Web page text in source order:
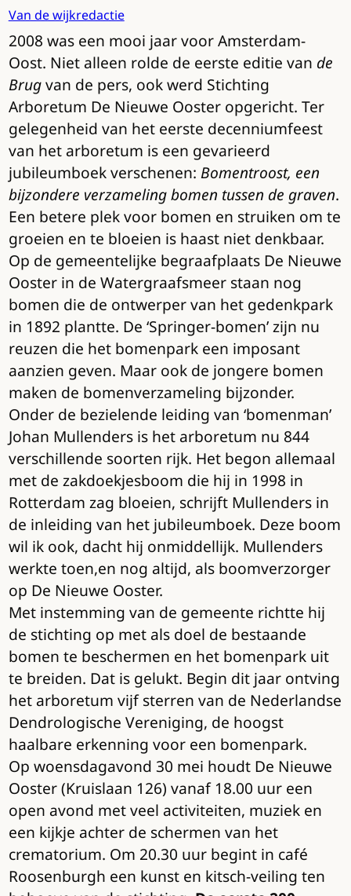
Van de wijkredactie
2008 was een mooi jaar voor Amsterdam-
Oost. Niet alleen rolde de eerste editie van de
Brugvan de pers, ook werd Stichting
Arboretum De Nieuwe Ooster opgericht. Ter
gelegenheid van het eerste decenniumfeest
van het arboretum is een gevarieerd
jubileumboek verschenen: Bomentroost, een
bijzondere verzameling bomen tussen de graven.
Een betere plek voor bomen en struiken om te
groeien en te bloeien is haast niet denkbaar.
Op de gemeentelijke begraafplaats De Nieuwe
Ooster in de Watergraafsmeer staan nog
bomen die de ontwerper van het gedenkpark
in 1892 plantte. De ‘Springer-bomen’ zijn nu
reuzen die het bomenpark een imposant
aanzien geven. Maar ook de jongere bomen
maken de bomenverzameling bijzonder.
Onder de bezielende leiding van ‘bomenman’
Johan Mullenders is het arboretum nu 844
verschillende soorten rijk. Het begon allemaal
met de zakdoekjesboom die hij in 1998 in
Rotterdam zag bloeien, schrijft Mullenders in
de inleiding van het jubileumboek. Deze boom
wil ik ook, dacht hij onmiddellijk. Mullenders
werkte toen,en nog altijd, als boomverzorger
op De Nieuwe Ooster.
Met instemming van de gemeente richtte hij
de stichting op met als doel de bestaande
bomen te beschermen en het bomenpark uit
te breiden. Dat is gelukt. Begin dit jaar ontving
het arboretum vijf sterren van de Nederlandse
Dendrologische Vereniging, de hoogst
haalbare erkenning voor een bomenpark.
Op woensdagavond 30 mei houdt De Nieuwe
Ooster (Kruislaan 126) vanaf 18.00 uur een
open avond met veel activiteiten, muziek en
een kijkje achter de schermen van het
crematorium. Om 20.30 uur begint in café
Roosenburgh een kunst en kitsch-veiling ten